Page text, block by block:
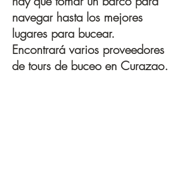
navegar hasta los mejores
lugares para bucear.
Encontrará varios proveedores
de tours de buceo en Curazao.